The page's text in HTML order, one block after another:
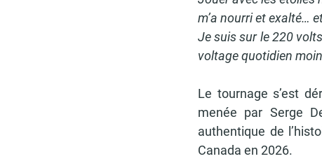
m’a nourri et exalté…
Je suis sur le 220
voltage quotidien
Le tournage s’est
menée par Serge
authentique de
Canada en 2026.